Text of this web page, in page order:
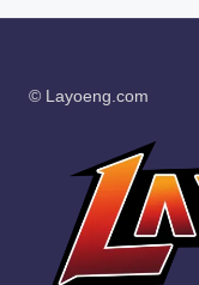
© Layoeng.com